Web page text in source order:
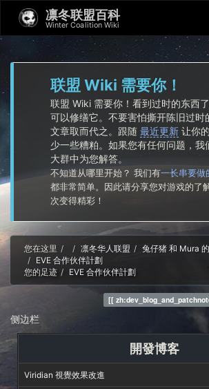
凛冬联盟百科
Winter Coalition Wiki
联盟 Wiki 需要你！
联盟 Wiki 需要你！看到过时的东西
可以修缮它。不要害怕撕开陈旧过时
文章取而代之。跟随最近更新 让你
少一些糟粕。如果您有任何问题，我
大群中为您解答。
不知道从哪里开始？ 我们有一长串要做
都非常简单。因此请分享您对游戏的了
次变得精彩！
您在这里 Home凛冬华人联盟
兔仔猪 和 Mura
EVE 合作伙伴計劃
您的足迹
EVE 合作伙伴計劃
侧边栏
開發博客
Viridian 視覺效果改進